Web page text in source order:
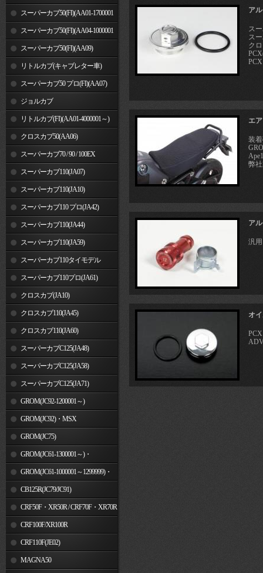
スーパーカブ50(FI)(AA01-1700001
～) スーパーカブ50(FI)(AA04-1000001
～) スーパーカブ50(FI)(AA09)
リトルカブ(キャブレター車)
スーパーカブ50 プロ(FI)(AA07)
ジョルカブ
リトルカブ(FI)(AA01-4000001～)
クロスカブ50(AA06)
スーパーカブ70 / 90 / 100EX
スーパーカブ110(JA07)
スーパーカブ110(JA10)
スーパーカブ110 プロ(JA42)
スーパーカブ110(JA44)
スーパーカブ110(JA59)
スーパーカブ110タイモデル
(MLHJA56)
スーパーカブ110プロ(JA61)
クロスカブ(JA10)
クロスカブ110(JA45)
クロスカブ110(JA60)
スーパーカブC125(JA48)
スーパーカブC125(JA58)
スーパーカブC125(JA71)
GROM(JC92-1200001～)
GROM(JC92)・MSX
GROM(MLHJC92)
GROM(JC75)
GROM(JC61-1300001～)・
MSX125SF
GROM(JC61-1000001～1299999)・
MSX125CB125R(JC79/JC91)
CRF50F・XR50R / CRF70F・XR70R
CRF100F/XR100R
CRF110F(JE02)
MAGNA50
ア
ス
ス
ク
エ
装
弊
ア
汎用
オ